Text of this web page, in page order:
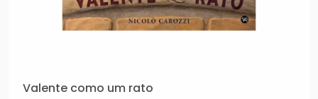
Valente como um rato